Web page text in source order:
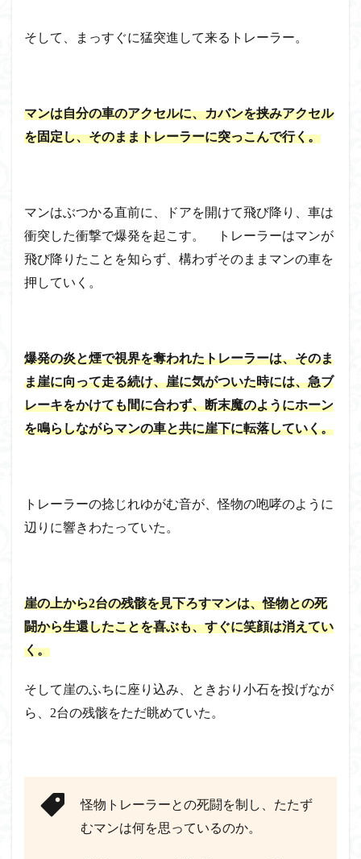
そして、まっすぐに猛突進して来るトレーラー。
マンは自分の車のアクセルに、カバンを挟みアクセル
を固定し、そのままトレーラーに突っこんで行く。
マンはぶつかる直前に、ドアを開けて飛び降り、車は
衝突した衝撃で爆発を起こす。 トレーラーはマンが
飛び降りたことを知らず、構わずそのままマンの車を
押していく。
爆発の炎と煙で視界を奪われたトレーラーは、そのま
ま崖に向って走る続け、崖に気がついた時には、急ブ
レーキをかけても間に合わず、断末魔のようにホーン
を鳴らしながらマンの車と共に崖下に転落していく。
トレーラーの捻じれゆがむ音が、怪物の咆哮のように
辺りに響きわたっていた。
崖の上から2台の残骸を見下ろすマンは、怪物との死
闘から生還したことを喜ぶも、すぐに笑顔は消えてい
く。
そして崖のふちに座り込み、ときおり小石を投げなが
ら、2台の残骸をただ眺めていた。
怪物トレーラーとの死闘を制し、たたず
むマンは何を思っているのか。